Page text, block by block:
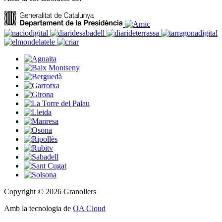
Copyright © 2026 Granollers
Amb la tecnologia de OA Cloud